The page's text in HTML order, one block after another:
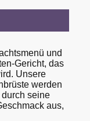
und
Gericht, das
Unsere
werden
seine
aus,